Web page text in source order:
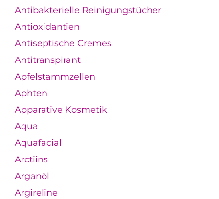
Antibakterielle Reinigungstücher
Antioxidantien
Antiseptische Cremes
Antitranspirant
Apfelstammzellen
Aphten
Apparative Kosmetik
Aqua
Aquafacial
Arctiins
Arganöl
Argireline